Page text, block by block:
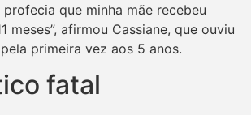
que minha mãe recebeu
meses”, afirmou Cassiane, que ouviu
primeira vez aos 5 anos.
fatal